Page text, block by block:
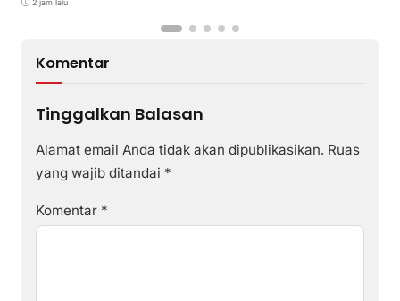
2 jam lalu
Komentar
Tinggalkan Balasan
Alamat email Anda tidak akan dipublikasikan. Ruas
yang wajib ditandai *
Komentar *